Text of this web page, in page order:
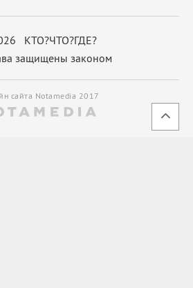
КТО?ЧТО?ГДЕ?
защищены законом
сайта Notamedia 2017